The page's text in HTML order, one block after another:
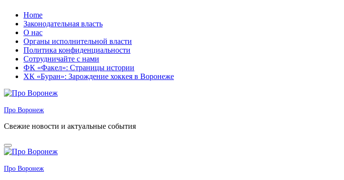
Перейти
содержанию
Home
Законодательная власть
О нас
Органы исполнительной власти
Политика конфиденциальности
Сотрудничайте с нами
ФК «Факел»: Страницы истории
ХК «Буран»: Зарождение хоккея в Воронеже
Про Воронеж
Свежие новости и актуальные события
Про Воронеж